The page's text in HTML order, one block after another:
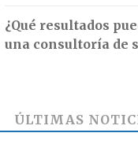
¿Qué resultados
una consultoría de
ÚLTIMAS